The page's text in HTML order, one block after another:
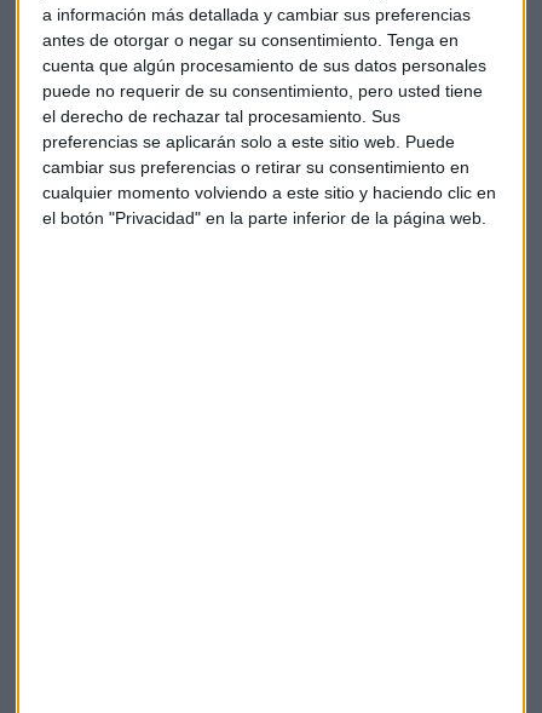
a información más detallada y cambiar sus preferencias
antes de otorgar o negar su consentimiento. Tenga en
cuenta que algún procesamiento de sus datos personales
puede no requerir de su consentimiento, pero usted tiene
el derecho de rechazar tal procesamiento. Sus
preferencias se aplicarán solo a este sitio web. Puede
cambiar sus preferencias o retirar su consentimiento en
cualquier momento volviendo a este sitio y haciendo clic en
el botón "Privacidad" en la parte inferior de la página web.
EMPRESAS
La guerra comercial afecta a los resultados de Xiaomi
Sara Catalina